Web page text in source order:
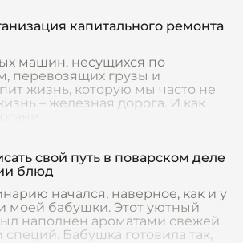
капитального ремонта
машин, несущихся по
перевозящих грузы и
жизнь, которую мы часто не
– железная дорога. И как
свой путь в поварском деле
блюд
начался, наверное, как и у
моей бабушки. Этот уютный
наполнен ароматами свежей
специй. Бабушка готовила так,